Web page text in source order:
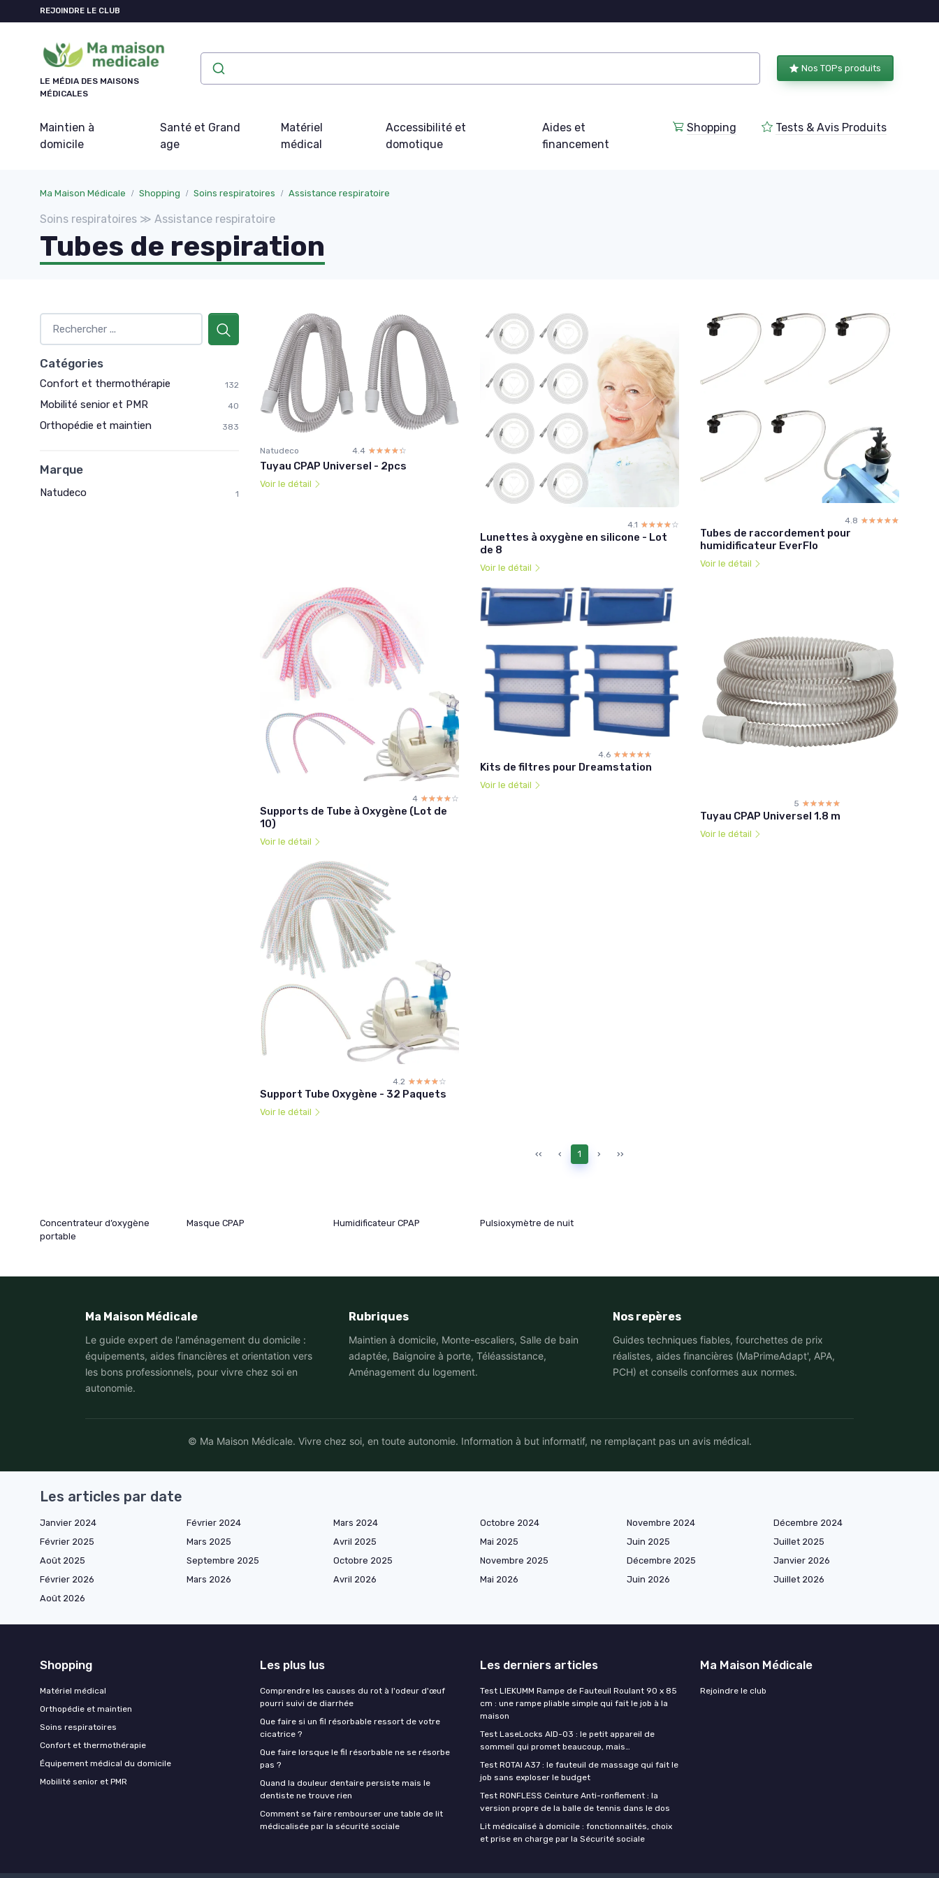
REJOINDRE LE CLUB
LE MÉDIA DES MAISONS
MÉDICALES
Nos TOPs produits
Maintien à
domicile
Santé et Grand
age
Matériel
médical
Accessibilité et
domotique
Aides et
financement
Shopping Tests & Avis Produits
Ma Maison Médicale Shopping Soins respiratoires Assistance respiratoire
Soins respiratoires ≫ Assistance respiratoire
Tubes de respiration
Catégories
Confort et thermothérapie 132
Mobilité senior et PMR 40
Orthopédie et maintien 383
Marque
Natudeco 1
Natudeco 4.4 ☆☆☆☆☆
★★★★★
Tuyau CPAP Universel - 2pcs
Voir le détail
4.1 ☆☆☆☆☆
★★★★★
Lunettes à oxygène en silicone - Lot
de 8
Voir le détail
4.8 ☆☆☆☆☆
★★★★★
Tubes de raccordement pour
humidificateur EverFlo
Voir le détail
4 ☆☆☆☆☆
★★★★★
Supports de Tube à Oxygène (Lot de
10)
Voir le détail
4.6 ☆☆☆☆☆
★★★★★
Kits de filtres pour Dreamstation
Voir le détail
5 ☆☆☆☆☆
★★★★★
Tuyau CPAP Universel 1.8 m
Voir le détail
4.2 ☆☆☆☆☆
★★★★★
Support Tube Oxygène - 32 Paquets
Voir le détail
‹‹ ‹ 1 › ››
Concentrateur d’oxygène
portable
Masque CPAP Humidificateur CPAP Pulsioxymètre de nuit
Ma Maison Médicale
Le guide expert de l'aménagement du domicile :
équipements, aides financières et orientation vers
les bons professionnels, pour vivre chez soi en
autonomie.
Rubriques
Maintien à domicile, Monte-escaliers, Salle de bain
adaptée, Baignoire à porte, Téléassistance,
Aménagement du logement.
Nos repères
Guides techniques fiables, fourchettes de prix
réalistes, aides financières (MaPrimeAdapt', APA,
PCH) et conseils conformes aux normes.
© Ma Maison Médicale. Vivre chez soi, en toute autonomie. Information à but informatif, ne remplaçant pas un avis médical.
Les articles par date
Janvier 2024 Février 2024 Mars 2024 Octobre 2024 Novembre 2024
Décembre 2024
Février 2025
Mars 2025 Avril 2025 Mai 2025 Juin 2025
Juillet 2025
Août 2025
Septembre 2025 Octobre 2025 Novembre 2025 Décembre 2025
Janvier 2026
Février 2026
Mars 2026 Avril 2026 Mai 2026 Juin 2026
Juillet 2026
Août 2026
Shopping
Matériel médical
Orthopédie et maintien
Soins respiratoires
Confort et thermothérapie
Équipement médical du domicile
Mobilité senior et PMR
Les plus lus
Comprendre les causes du rot à l'odeur d'œuf
pourri suivi de diarrhée
Que faire si un fil résorbable ressort de votre
cicatrice ?
Que faire lorsque le fil résorbable ne se résorbe
pas ?
Quand la douleur dentaire persiste mais le
dentiste ne trouve rien
Comment se faire rembourser une table de lit
médicalisée par la sécurité sociale
Les derniers articles
Test LIEKUMM Rampe de Fauteuil Roulant 90 x 85
cm : une rampe pliable simple qui fait le job à la
maison
Test LaseLocks AID-03 : le petit appareil de
sommeil qui promet beaucoup, mais…
Test ROTAI A37 : le fauteuil de massage qui fait le
job sans exploser le budget
Test RONFLESS Ceinture Anti-ronflement : la
version propre de la balle de tennis dans le dos
Lit médicalisé à domicile : fonctionnalités, choix
et prise en charge par la Sécurité sociale
Ma Maison Médicale
Rejoindre le club
Panneau de gestion des cookies